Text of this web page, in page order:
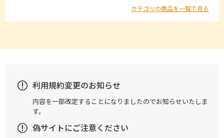
カテゴリの商品を一覧で見る
利用規約変更のお知らせ
内容を一部改定することになりましたのでお知らせいたしま
す。
偽サイトにご注意ください